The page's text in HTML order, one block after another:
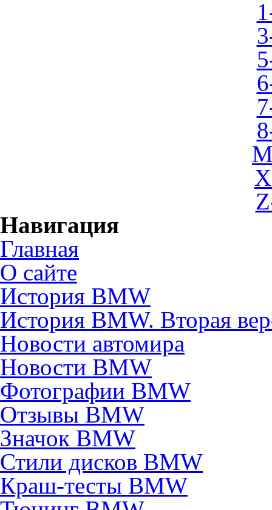
Навигация
Главная
О сайте
История BMW
История BMW. Вторая
Новости автомира
Новости BMW
Фотографии BMW
Отзывы BMW
Значок BMW
Стили дисков BMW
Краш-тесты BMW